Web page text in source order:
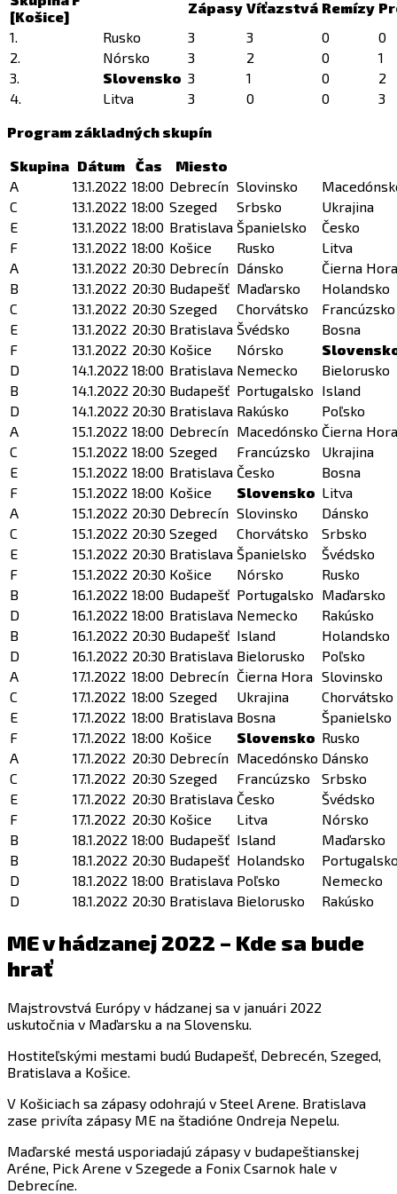
[Košice]
Zápasy Víťazstvá Remízy
1.
Rusko 3 3 0
0
2.
Nórsko 3 2 0
1
3.
Slovensko 3 1 0
2
4.
Litva 3 0 0
3
Program základných skupín
Skupina Dátum Čas
Miesto
A
13.1.2022 18:00 Debrecín Slovinsko
C
13.1.2022 18:00 Szeged Srbsko
Ukrajina
E
13.1.2022 18:00 Bratislava Španielsko
Česko
F
13.1.2022 18:00 Košice Rusko
Litva
A
13.1.2022 20:30 Debrecín Dánsko
Čierna Hora
B
13.1.2022 20:30 Budapešť Maďarsko
Holandsko
C
13.1.2022 20:30 Szeged Chorvátsko
Francúzsko
E
13.1.2022 20:30 Bratislava Švédsko
Bosna
F
13.1.2022 20:30 Košice Nórsko
D
14.1.2022 18:00 Bratislava Nemecko
Bielorusko
B
14.1.2022 20:30 Budapešť Portugalsko Island
D
14.1.2022 20:30 Bratislava Rakúsko
Poľsko
A
15.1.2022 18:00 Debrecín Macedónsko Čierna Hora
C
15.1.2022 18:00 Szeged Francúzsko
Ukrajina
E
15.1.2022 18:00 Bratislava Česko
Bosna
F
15.1.2022 18:00 Košice Slovensko Litva
A
15.1.2022 20:30 Debrecín Slovinsko
Dánsko
C
15.1.2022 20:30 Szeged Chorvátsko
Srbsko
E
15.1.2022 20:30 Bratislava Španielsko
Švédsko
F
15.1.2022 20:30 Košice Nórsko
Rusko
B
16.1.2022 18:00 Budapešť Portugalsko Maďarsko
D
16.1.2022 18:00 Bratislava Nemecko
Rakúsko
B
16.1.2022 20:30 Budapešť Island
Holandsko
D
16.1.2022 20:30 Bratislava Bielorusko
Poľsko
A
17.1.2022 18:00 Debrecín Čierna Hora Slovinsko
C
17.1.2022 18:00 Szeged Ukrajina
Chorvátsko
E
17.1.2022 18:00 Bratislava Bosna
Španielsko
F
17.1.2022 18:00 Košice Slovensko Rusko
A
17.1.2022 20:30 Debrecín Macedónsko Dánsko
C
17.1.2022 20:30 Szeged Francúzsko
Srbsko
E
17.1.2022 20:30 Bratislava Česko
Švédsko
F
17.1.2022 20:30 Košice Litva
Nórsko
B
18.1.2022 18:00 Budapešť Island
Maďarsko
B
18.1.2022 20:30 Budapešť Holandsko
D
18.1.2022 18:00 Bratislava Poľsko
Nemecko
D
18.1.2022 20:30 Bratislava Bielorusko Rakúsko
ME v hádzanej 2022 – Kde sa bude
hrať
Majstrovstvá Európy v hádzanej sa v januári 2022
uskutočnia v Maďarsku a na Slovensku.
Hostiteľskými mestami budú Budapešť, Debrecén, Szeged,
Bratislava a Košice.
V Košiciach sa zápasy odohrajú v Steel Arene. Bratislava
zase privíta zápasy ME na štadióne Ondreja Nepelu.
Maďarské mestá usporiadajú zápasy v budapeštianskej
Aréne, Pick Arene v Szegede a Fonix Csarnok hale v
Debrecíne.